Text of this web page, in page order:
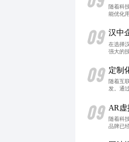
随着科
能优化
09 汉中
在选择
强大的
09 定制
随着互
发。通
09 AR
随着科
品牌已